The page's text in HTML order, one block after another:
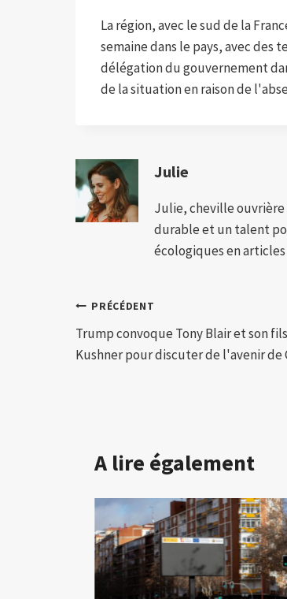
La région, avec le sud de la
semaine dans le pays, avec des
délégation du gouvernement
de la situation en raison de
Julie
Julie, cheville ouvrière
durable et un talent
écologiques en
Navigation
de
PRÉCÉDENT
Trump convoque Tony Blair et son
Kushner pour discuter de l'avenir de
A lire également